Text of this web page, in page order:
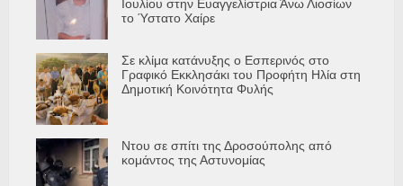
Ιουλίου στην Ευαγγελίστρια Άνω Λιοσίων
το Ύστατο Χαίρε
Σε κλίμα κατάνυξης ο Εσπερινός στο
Γραφικό Εκκλησάκι του Προφήτη Ηλία στη
Δημοτική Κοινότητα Φυλής
Ντου σε σπίτι της Δροσούπολης από
κομάντος της Αστυνομίας